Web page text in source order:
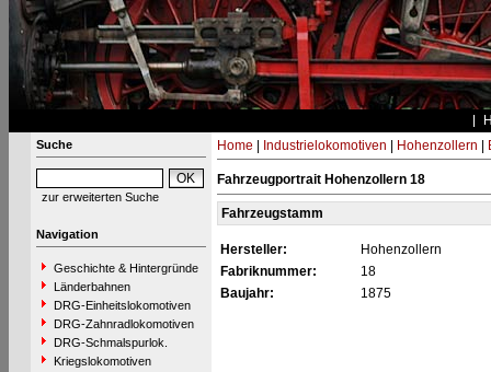
Suche
zur erweiterten Suche
Navigation
Geschichte & Hintergründe
Länderbahnen
DRG-Einheitslokomotiven
DRG-Zahnradlokomotiven
DRG-Schmalspurlok.
Kriegslokomotiven
Home Industrielokomotiven Hohenzollern
Fahrzeugportrait Hohenzollern 18
Fahrzeugstamm
Hersteller:
Hohenzollern
Fabriknummer:
18
Baujahr:
1875